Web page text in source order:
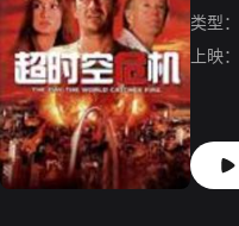
类型：
上映：